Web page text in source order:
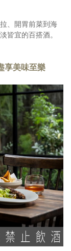
、開胃前菜到海
皆宜的百搭酒。
享美味至樂